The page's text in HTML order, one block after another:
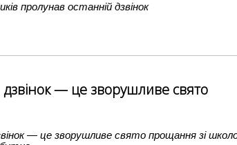
пролунав останній дзвінок
дзвінок — це зворушливе свято
— це зворушливе свято прощання зі